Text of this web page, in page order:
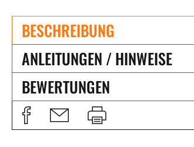
BESCHREIBUNG
ANLEITUNGEN / HINWEISE
BEWERTUNGEN